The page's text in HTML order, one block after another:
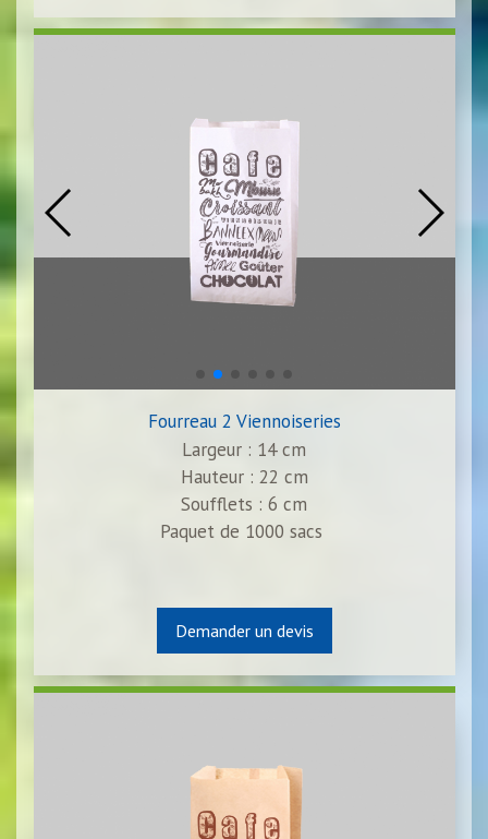
Fourreau 2 Viennoiseries
Largeur : 14 cm
Hauteur : 22 cm
Soufflets : 6 cm
Paquet de 1000 sacs
Demander un devis